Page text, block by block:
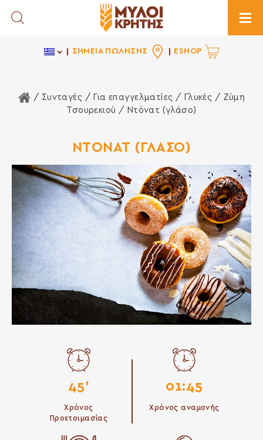
Toggle Search
ΣΗΜΕΙΑ ΠΩΛΗΣΗΣ ESHOP
Αρχική Σελίδα
/ Συνταγές / Για επαγγελματίες / Γλυκές / Ζύμη
Τσουρεκιού / Ντόνατ (γλάσο)
ΝΤΟΝΑΤ (ΓΛΑΣΟ)
45'
Χρόνος
Προετοιμασίας
01:45
Χρόνος αναμονής